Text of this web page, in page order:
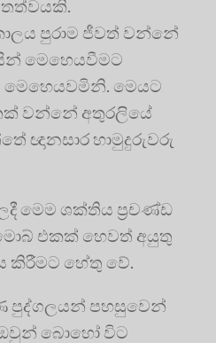
තත්වයකි.
පුරාම ජීවත් වන්නේ
මෙහෙයවීමට
මෙයට
වන්නේ අතුරලියේ
ඥානසාර හාමුදුරුවරු
මෙම ශක්තිය ප්‍රචණ්ඩ
එකක් හෙවත් අයුතු
කිරීමට හේතු වේ.
පුද්ගලයන් පහසුවෙන්
බොහෝ විට